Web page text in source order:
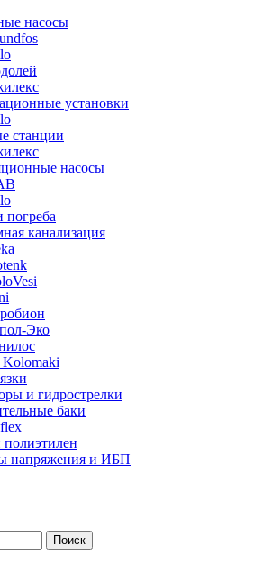
насосы
установки
станции
насосы
погреба
канализация
Эко
Kolomaki
и гидрострелки
баки
напряжения и ИБП